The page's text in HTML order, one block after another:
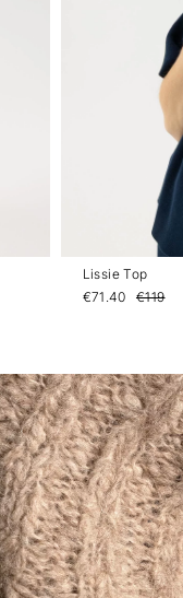
Lissie Top
€71.40
€119